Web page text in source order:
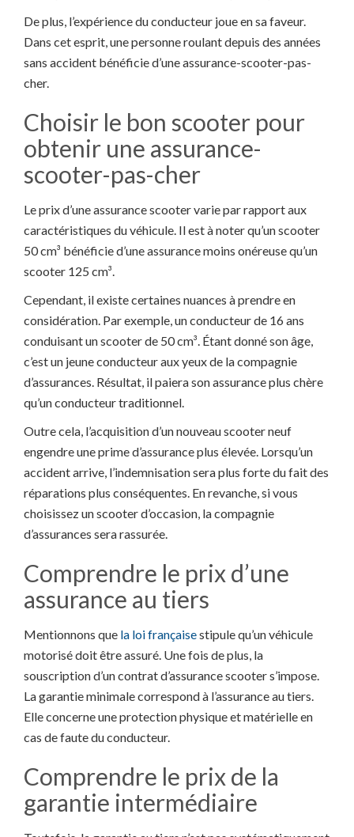
De plus, l’expérience du conducteur joue en sa faveur.
Dans cet esprit, une personne roulant depuis des années
sans accident bénéficie d’une assurance-scooter-pas-
cher.
Choisir le bon scooter pour
obtenir une assurance-
scooter-pas-cher
Le prix d’une assurance scooter varie par rapport aux
caractéristiques du véhicule. Il est à noter qu’un scooter
50 cm³ bénéficie d’une assurance moins onéreuse qu’un
scooter 125 cm³.
Cependant, il existe certaines nuances à prendre en
considération. Par exemple, un conducteur de 16 ans
conduisant un scooter de 50 cm³. Étant donné son âge,
c’est un jeune conducteur aux yeux de la compagnie
d’assurances. Résultat, il paiera son assurance plus chère
qu’un conducteur traditionnel.
Outre cela, l’acquisition d’un nouveau scooter neuf
engendre une prime d’assurance plus élevée. Lorsqu’un
accident arrive, l’indemnisation sera plus forte du fait des
réparations plus conséquentes. En revanche, si vous
choisissez un scooter d’occasion, la compagnie
d’assurances sera rassurée.
Comprendre le prix d’une
assurance au tiers
Mentionnons que la loi françaisestipule qu’un véhicule
motorisé doit être assuré. Une fois de plus, la
souscription d’un contrat d’assurance scooter s’impose.
La garantie minimale correspond à l’assurance au tiers.
Elle concerne une protection physique et matérielle en
cas de faute du conducteur.
Comprendre le prix de la
garantie intermédiaire